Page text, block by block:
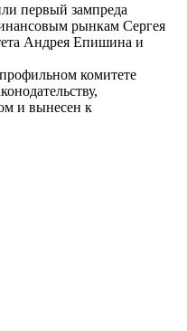
первый зампреда
рынкам Сергея
Андрея Епишина и
комитете
и вынесен к